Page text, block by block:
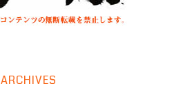
ARCHIVES